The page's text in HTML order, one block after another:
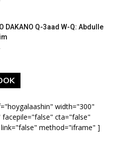
DAKANO Q-3aad W-Q: Abdulle
width="300"
cta="false"
method="iframe" ]